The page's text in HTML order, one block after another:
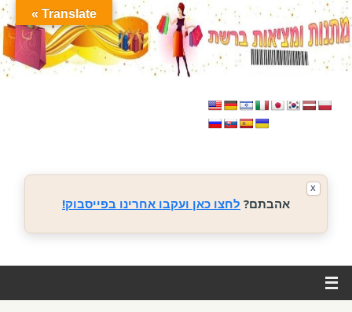
אהבתם? לחצו כאן ועקבו אחרינו בפייסבוק!
X
Translate »